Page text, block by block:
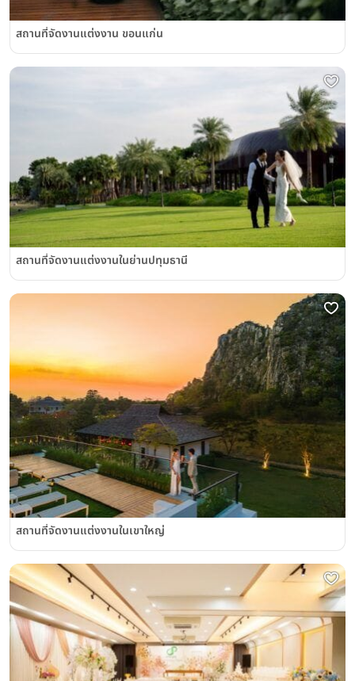
สถานที่จัดงานแต่งงาน ขอนแก่น
สถานที่จัดงานแต่งงานในย่านปทุมธานี
สถานที่จัดงานแต่งงานในเขาใหญ่